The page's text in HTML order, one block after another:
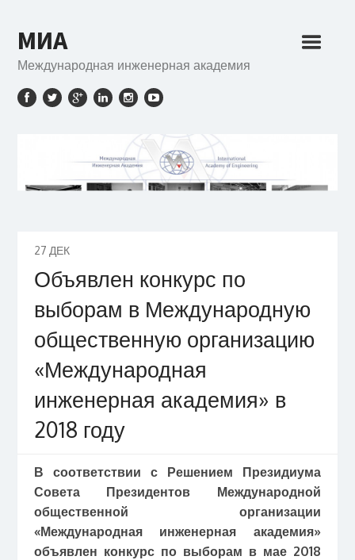
МИА
Международная инженерная академия
27 ДЕК
Объявлен конкурс по
выборам в Международную
общественную организацию
«Международная
инженерная академия» в
2018 году
В соответствии с Решением Президиума
Совета Президентов Международной
общественной организации
«Международная инженерная академия»
объявлен конкурс по выборам в мае 2018